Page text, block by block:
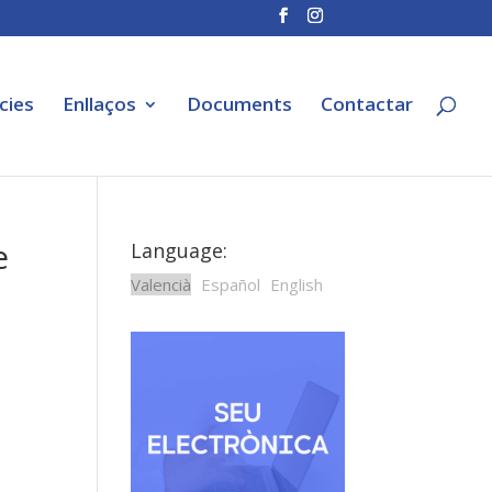
Enllaços Documents Contactar
Language:
Valencià Español English